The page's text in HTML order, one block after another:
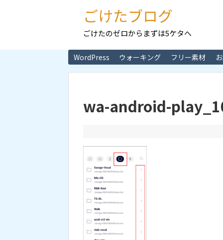
ごけたブログ
ごけたのゼロからまずは5ケタへ
WordPress ウォーキング フリー素材
wa-android-